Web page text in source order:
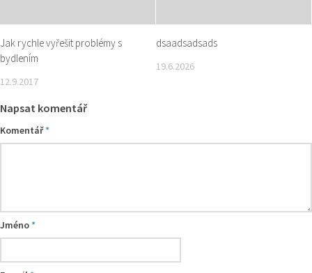
Jak rychle vyřešit problémy s
bydlením
12.9.2017
dsaadsadsads
19.6.2026
Napsat komentář
Komentář*
Jméno*